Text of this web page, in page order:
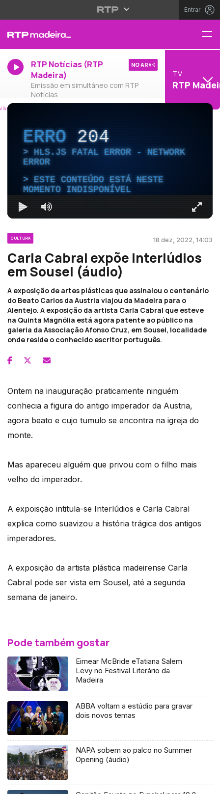
Entrar
RTP Notícias (RTP
Madeira)
Emissão em simultâneo com RTP
Notícias
NO AR
TV
RTP
ERRO204
HLS.JS FATAL ERROR - NETWORK
ERROR
ESTE CONTEÚDO ESTÁ NESTE
MOMENTO INDISPONÍVEL
CULTURA 18 dez, 2022, 14:03
Carla Cabral expõe Interlúdios
em Sousel (áudio)
A exposição de artes plásticas que assinalou o centenário
do Beato Carlos da Austria viajou da Madeira para o
Alentejo. A exposição da artista Carla Cabral que esteve
na Quinta Magnólia está agora patente ao público na
galeria da Associação Afonso Cruz, em Sousel, localidade
onde reside o conhecido escritor português.
Ontem na inauguração praticamente ninguém
conhecia a figura do antigo imperador da Austria,
agora beato e cujo tumulo se encontra na igreja do
monte.
Mas apareceu alguém que privou com o filho mais
velho do imperador.
A expoisção intitula-se Interlúdios e Carla Cabral
explica como suavizou a história trágica dos antigos
imperadores.
A exposição da artista plástica madeirense Carla
Cabral pode ser vista em Sousel, até a segunda
semana de janeiro.
Pode também gostar
Eimear McBride eTatiana Salem
Levy no Festival Literário da
Madeira
ABBA voltam a estúdio para gravar
dois novos temas
NAPA sobem ao palco no Summer
Opening (áudio)